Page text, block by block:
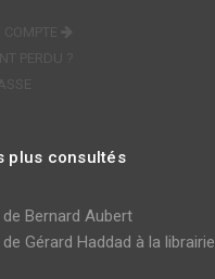
plus consultés
Bernard Aubert
Gérard Haddad à la librairie